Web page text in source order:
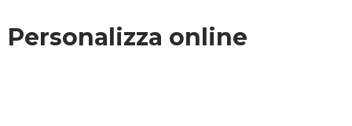
Personalizza online